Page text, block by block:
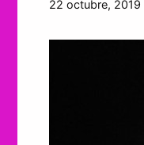
22 octubre, 2019